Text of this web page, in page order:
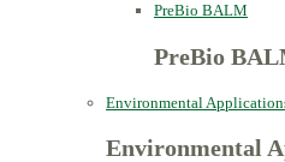
PreBio BALM
PreBio
Environmental
Environmental